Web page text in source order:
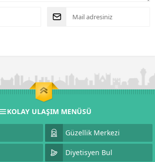
KOLAY ULAŞIM MENÜSÜ
Güzellik Merkezi
Diyetisyen Bul